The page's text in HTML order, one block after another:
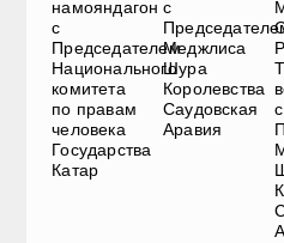
намояндагон
с
Председателем
Национального
комитета
по правам
человека
Государства
Катар
с
Меджлиса
Шура
Королевства
Саудовская
Аравия
с